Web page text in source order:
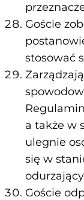
Goście
stosować
a także w
ulegnie
się w
Goście